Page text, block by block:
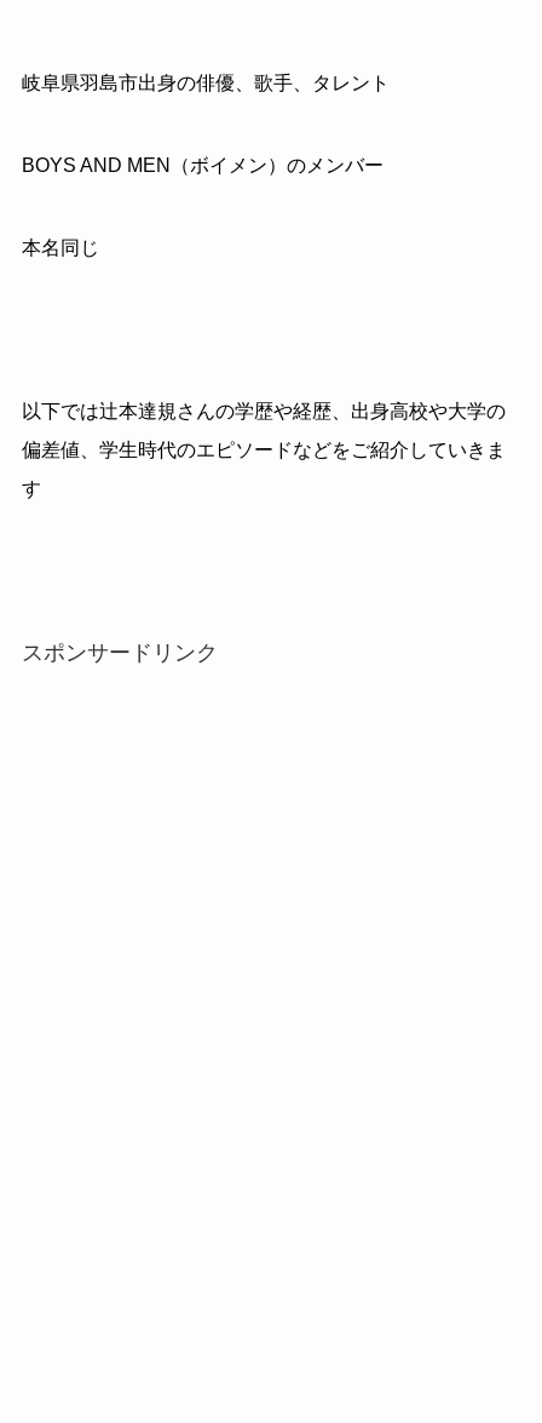
岐阜県羽島市出身の俳優、歌手、タレント
BOYS AND MEN （ボイメン）のメンバー
本名同じ
以下では辻本達規さんの学歴や経歴、出身高校や大学の
偏差値、学生時代のエピソードなどをご紹介していきま
す
スポンサードリンク